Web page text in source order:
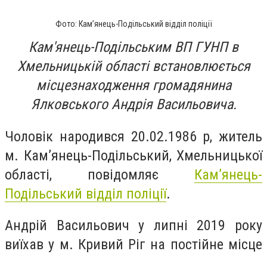
Фото: Кам’янець-Подільський відділ поліції
Кам'янець-Подільським ВП ГУНП в
Хмельницькій області встановлюється
місцезнаходження громадянина
Ялковського Андрія Васильовича.
Чоловік народився 20.02.1986 р, житель
м. Кам’янець-Подільський, Хмельницької
області, повідомляє Кам’янець-
Подільський відділ поліції.
Андрій Васильович у липні 2019 року
виїхав у м. Кривий Ріг на постійне місце